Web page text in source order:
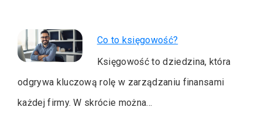
Co to księgowość?
Księgowość to dziedzina, która
odgrywa kluczową rolę w zarządzaniu finansami
każdej firmy. W skrócie można…